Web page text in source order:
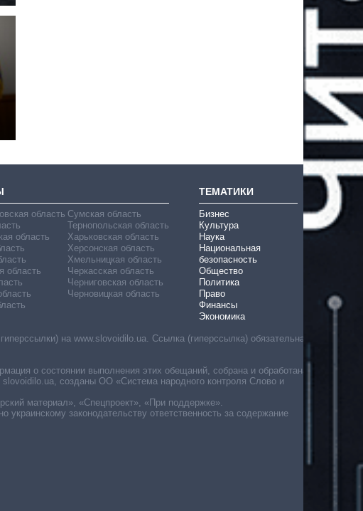
область
область
область
Сумская область
Тернопольская область
Харьковская область
Херсонская область
Хмельницкая область
Черкасская область
Черниговская область
Черновицкая область
ТЕМАТИКИ
Бизнес
Культура
Наука
Национальная
безопасность
Общество
Политика
Право
Финансы
Экономика
на www.slovoidilo.ua. Ссылка (гиперссылка) обязательна
о состоянии выполнения этих обещаний, собрана и обработана
созданы ОО «Система народного контроля Слово и
материал», «Спецпроект», «При поддержке».
законодательству ответственность за содержание